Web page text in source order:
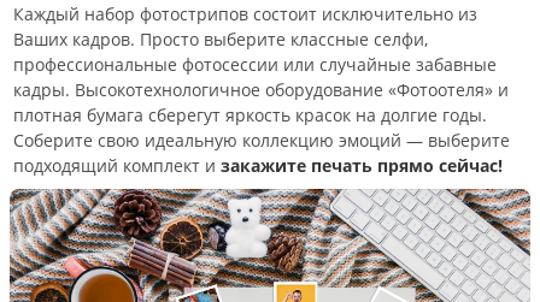
Каждый набор фотострипов состоит исключительно из
Ваших кадров. Просто выберите классные селфи,
профессиональные фотосессии или случайные забавные
кадры. Высокотехнологичное оборудование «Фотоотеля» и
плотная бумага сберегут яркость красок на долгие годы.
Соберите свою идеальную коллекцию эмоций — выберите
подходящий комплект и закажите печать прямо сейчас!